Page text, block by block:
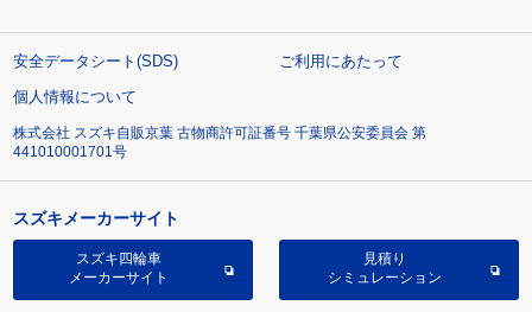
安全データシート(SDS)
ご利用にあたって
個人情報について
株式会社 スズキ自販京葉 古物商許可証番号 千葉県公安委員会 第
441010001701号
スズキメーカーサイト
スズキ四輪車
メーカーサイト
見積り
シミュレーション